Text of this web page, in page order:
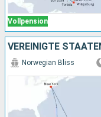
Vollpension
Norwegian Bliss